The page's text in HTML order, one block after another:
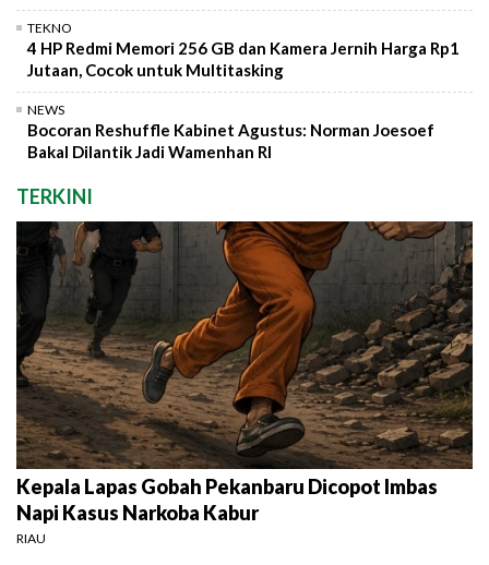
TEKNO
4 HP Redmi Memori 256 GB dan Kamera Jernih Harga Rp1
Jutaan, Cocok untuk Multitasking
NEWS
Bocoran Reshuffle Kabinet Agustus: Norman Joesoef
Bakal Dilantik Jadi Wamenhan RI
TERKINI
Kepala Lapas Gobah Pekanbaru Dicopot Imbas
Napi Kasus Narkoba Kabur
RIAU